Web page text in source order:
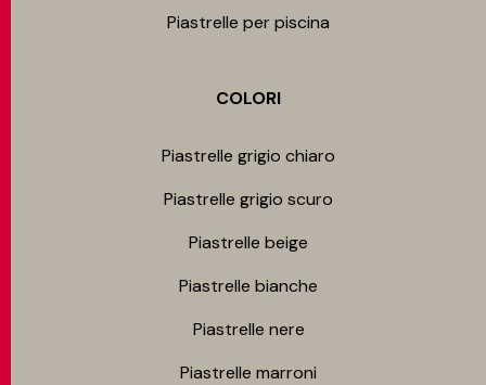
Piastrelle per piscina
COLORI
Piastrelle grigio chiaro
Piastrelle grigio scuro
Piastrelle beige
Piastrelle bianche
Piastrelle nere
Piastrelle marroni